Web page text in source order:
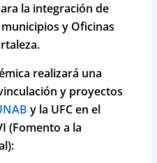
la integración de
y Oficinas
realizará una
y proyectos
y la UFCen el
(Fomento a la